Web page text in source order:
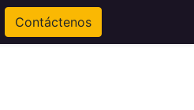
Contáctenos